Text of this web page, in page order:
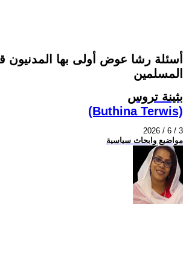
أسئلة رشا عوض أولى بها المدنيون
المسلمين
بثينة تروس
(Buthina Terwis)
2026 / 6 / 3
مواضيع وابحاث سياسية